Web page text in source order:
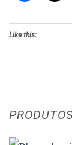
Like this: